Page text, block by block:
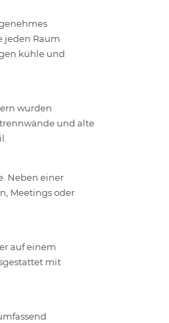
jeden Raum
kühle und
wurden
und alte
Neben einer
Meetings oder
auf einem
mit